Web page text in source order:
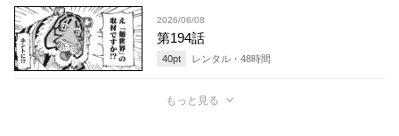
2026/06/08
第194話
40pt レンタル・ 48時間
もっと見る